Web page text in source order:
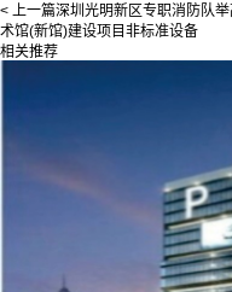
< 上一篇深圳光明新区专职消防队
术馆(新馆)建设项目非标准设备
相关推荐